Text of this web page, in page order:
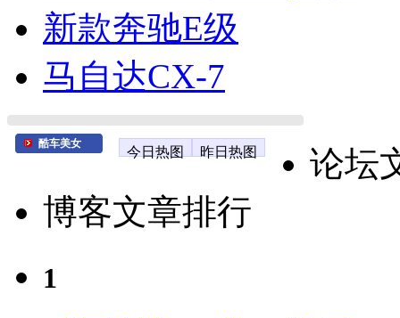
新款奔驰E级
马自达CX-7
酷车美女
今日热图 昨日热图
论坛
博客文章排行
1